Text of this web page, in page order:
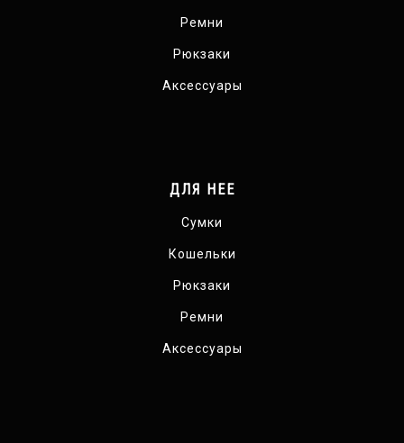
Ремни
Рюкзаки
Аксессуары
ДЛЯ НЕЕ
Сумки
Кошельки
Рюкзаки
Ремни
Аксессуары